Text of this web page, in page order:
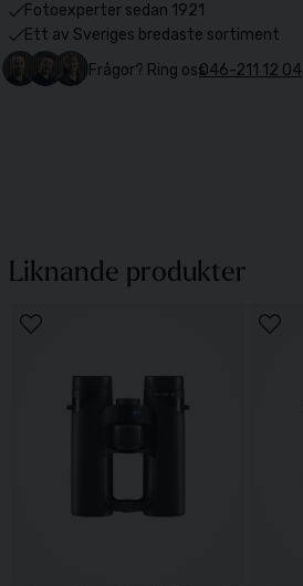
Fotoexperter sedan 1921
Ett av Sveriges bredaste sortiment
Frågor? Ring oss046-211 12 04
Liknande produkter